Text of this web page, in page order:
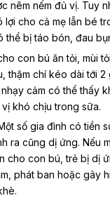
nêm nếm đủ vị. Tuy
lợi cho cả mẹ lẫn bé
thể bị táo bón, đau
con bú ăn tỏi, mùi
thậm chí kéo dài tới 2
cảm có thể thấy
vị khó chịu trong sữa.
số gia đình có tiền
ra cũng dị ứng. Nếu
cho con bú, trẻ bị dị
phát ban hoặc gây
.